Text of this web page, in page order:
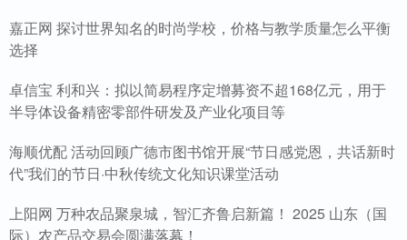
嘉正网 探讨世界知名的时尚学校，价格与教学质量怎么平衡
选择
卓信宝 利和兴：拟以简易程序定增募资不超168亿元，用于
半导体设备精密零部件研发及产业化项目等
海顺优配 活动回顾广德市图书馆开展“节日感党恩，共话新时
代”我们的节日·中秋传统文化知识课堂活动
上阳网 万种农品聚泉城，智汇齐鲁启新篇！ 2025 山东（国
际）农产品交易会圆满落幕！